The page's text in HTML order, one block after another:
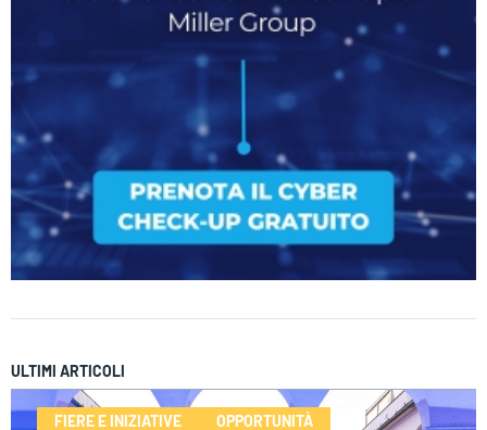
ULTIMI ARTICOLI
FIERE E INIZIATIVE OPPORTUNITÀ